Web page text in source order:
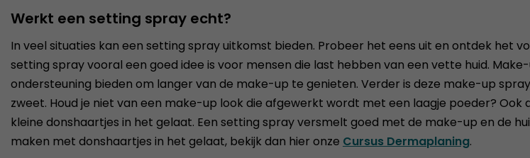
Werkt een setting spray echt?
In veel situaties kan een setting spray uitkomst bieden. Probeer het eens uit en ontdek het
setting spray vooral een goed idee is voor mensen die last hebben van een vette huid.
ondersteuning bieden om langer van de make-up te genieten. Verder is deze make-up
zweet. Houd je niet van een make-up look die afgewerkt wordt met een laagje poeder?
kleine donshaartjes in het gelaat. Een setting spray versmelt goed met de make-up en de
maken met donshaartjes in het gelaat, bekijk dan hier onze Cursus Dermaplaning.